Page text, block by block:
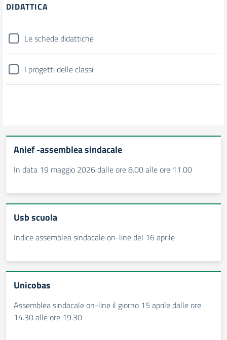
DIDATTICA
Le schede didattiche
I progetti delle classi
Anief -assemblea sindacale
In data 19 maggio 2026 dalle ore 8.00 alle ore 11.00
Usb scuola
Indice assemblea sindacale on-line del 16 aprile
Unicobas
Assemblea sindacale on-line il giorno 15 aprile dalle ore
14.30 alle ore 19.30